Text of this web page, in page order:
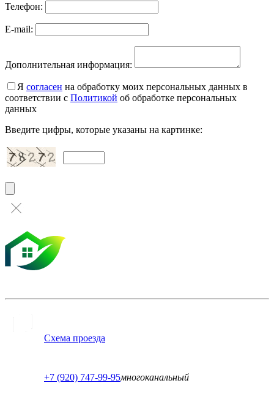
Телефон:
E-mail:
Дополнительная информация:
Я согласен на обработку моих персональных данных в
соответствии с Политикой об обработке персональных
данных
Введите цифры, которые указаны на картинке:
Схема проезда
+7 (920) 747-99-95многоканальный